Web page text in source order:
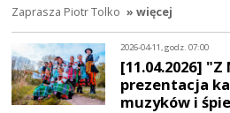
Zaprasza Piotr Tolko » więcej
2026-04-11, godz. 07:00
[11.04.2026]
prezentacja
muzyków i